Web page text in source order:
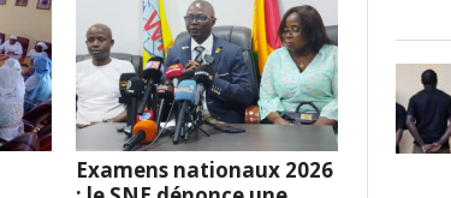
Examens nationaux 2026